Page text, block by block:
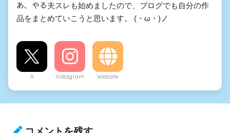
あ、やる夫スレも始めましたので、ブログでも自分の作
品をまとめていこうと思います。 (・ω・)ノ
X Instagram Website